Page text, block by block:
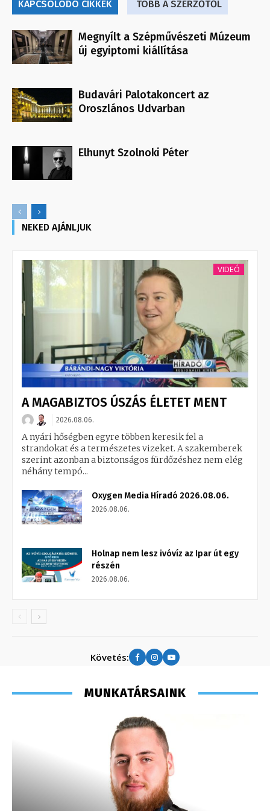
KAPCSOLÓDÓ CIKKEK TÖBB A SZERZŐTŐL
Megnyílt a Szépművészeti Múzeum
új egyiptomi kiállítása
Budavári Palotakoncert az
Oroszlános Udvarban
Elhunyt Szolnoki Péter
NEKED AJÁNLJUK
VIDEÓ
A MAGABIZTOS ÚSZÁS ÉLETET MENT
2026.08.06.
A nyári hőségben egyre többen keresik fel a
strandokat és a természetes vizeket. A szakemberek
szerint azonban a biztonságos fürdőzéshez nem elég
néhány tempó...
Oxygen Media Híradó 2026.08.06.
2026.08.06.
Holnap nem lesz ivóvíz az Ipar út egy
részén
2026.08.06.
Követés:
MUNKATÁRSAINK